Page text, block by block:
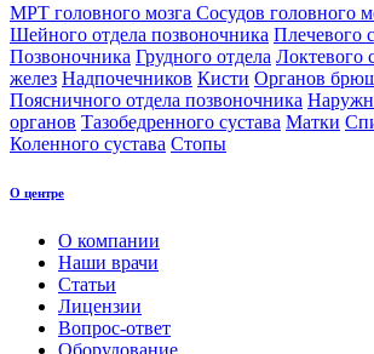
МРТ головного мозга Сосудов головного
Шейного отдела позвоночника Плечевого
Позвоночника Грудного отдела Локтевого
желез Надпочечников Кисти Органов
Поясничного отдела позвоночника
органов Тазобедренного сустава Матки
Коленного сустава Стопы
О центре
О компании
Наши врачи
Статьи
Лицензии
Вопрос-ответ
Оборудование